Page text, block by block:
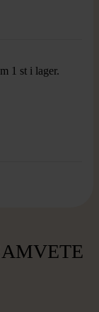
1 st i lager.